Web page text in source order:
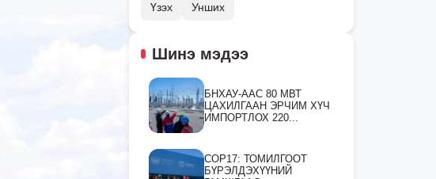
Үзэх Унших
Шинэ мэдээ
БНХАУ-ААС 80 МВТ
ЦАХИЛГААН ЭРЧИМ ХҮЧ
ИМПОРТЛОХ 220...
СOP17: ТОМИЛГООТ
БҮРЭЛДЭХҮҮНИЙ